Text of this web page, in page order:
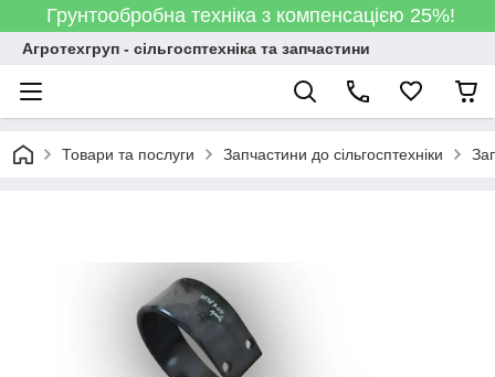
Грунтообробна техніка з компенсацією 25%!
Агротехгруп - сільгосптехніка та запчастини
Товари та послуги Запчастини до сільгосптехніки